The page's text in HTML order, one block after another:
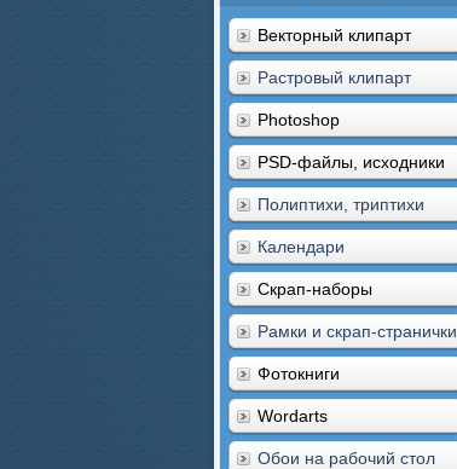
Векторный клипарт
Растровый клипарт
Photoshop
PSD-файлы, исходники
Полиптихи, триптихи
Календари
Скрап-наборы
Рамки и скрап-странички
Фотокниги
Wordarts
Обои на рабочий стол